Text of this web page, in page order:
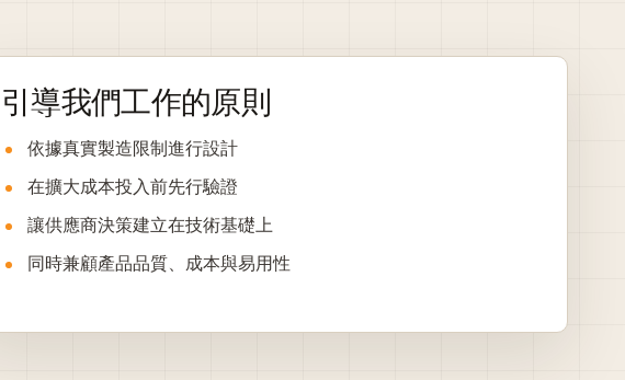
引導我們工作的原則
依據真實製造限制進行設計
在擴大成本投入前先行驗證
讓供應商決策建立在技術基礎上
同時兼顧產品品質、成本與易用性